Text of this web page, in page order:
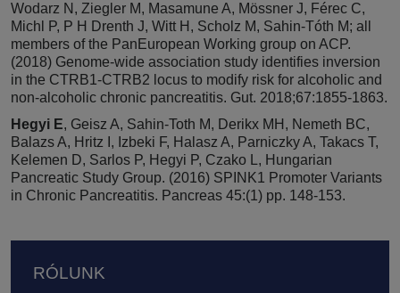
Wodarz N, Ziegler M, Masamune A, Mössner J, Férec C,
Michl P, P H Drenth J, Witt H, Scholz M, Sahin-Tóth M; all
members of the PanEuropean Working group on ACP.
(2018) Genome-wide association study identifies inversion
in the CTRB1-CTRB2 locus to modify risk for alcoholic and
non-alcoholic chronic pancreatitis. Gut. 2018;67:1855-1863.
Hegyi E, Geisz A, Sahin-Toth M, Derikx MH, Nemeth BC,
Balazs A, Hritz I, Izbeki F, Halasz A, Parniczky A, Takacs T,
Kelemen D, Sarlos P, Hegyi P, Czako L, Hungarian
Pancreatic Study Group. (2016) SPINK1 Promoter Variants
in Chronic Pancreatitis. Pancreas 45:(1) pp. 148-153.
Lábléc
RÓLUNK